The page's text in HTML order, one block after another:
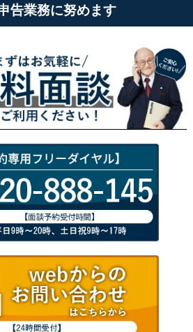
告業務に努めます